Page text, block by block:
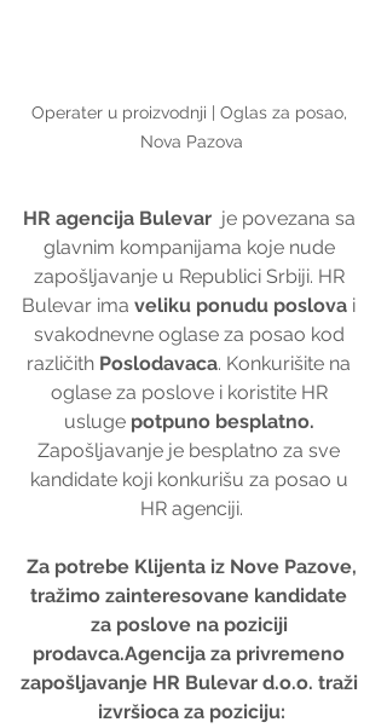
Operater u proizvodnji | Oglas za posao,
Nova Pazova
HR agencija Bulevar
  je povezana sa
glavnim kompanijama koje nude
zapošljavanje u Republici Srbiji. HR
Bulevar ima veliku ponudu poslova i
svakodnevne oglase za posao kod
različith Poslodavaca. Konkurišite na
oglase za poslove i koristite HR
usluge potpuno besplatno.
Zapošljavanje je besplatno za sve
kandidate koji konkurišu za posao u
HR agenciji.
tražimo zainteresovane kandidate
za poslove na poziciji
prodavca.Agencija za privremeno
zapošljavanje HR Bulevar d.o.o. traži
izvršioca za poziciju: